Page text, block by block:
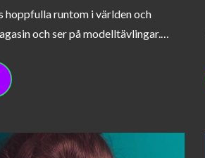
hoppfulla runtom i världen och
och ser på modelltävlingar.…